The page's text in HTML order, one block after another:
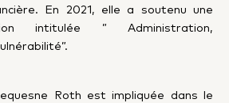
En 2021, elle a soutenu une
intitulée ” Administration,
Roth est impliquée dans le